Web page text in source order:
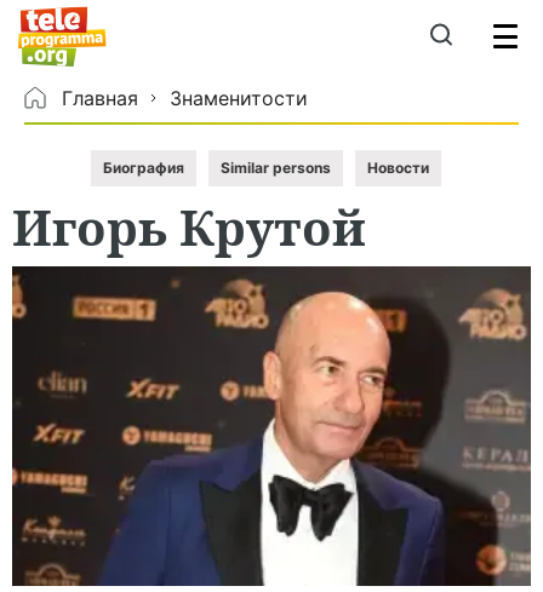
Главная Знаменитости
Биография Similar persons Новости
Игорь Крутой